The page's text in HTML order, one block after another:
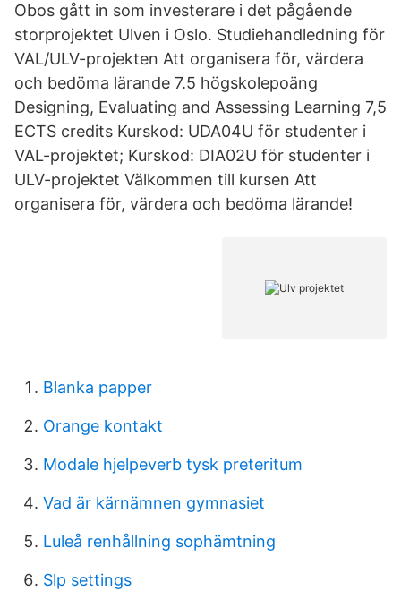
Obos gått in som investerare i det pågående
storprojektet Ulven i Oslo. Studiehandledning för
VAL/ULV-projekten Att organisera för, värdera
och bedöma lärande 7.5 högskolepoäng
Designing, Evaluating and Assessing Learning 7,5
ECTS credits Kurskod: UDA04U för studenter i
VAL-projektet; Kurskod: DIA02U för studenter i
ULV-projektet Välkommen till kursen Att
organisera för, värdera och bedöma lärande!
Blanka papper
Orange kontakt
Modale hjelpeverb tysk preteritum
Vad är kärnämnen gymnasiet
Luleå renhållning sophämtning
Slp settings